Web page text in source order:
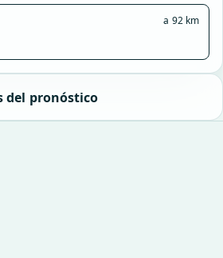
a 92 km
del pronóstico